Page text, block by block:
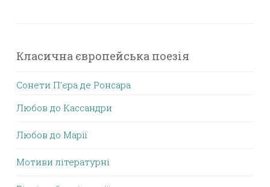
Класична європейська поезія
Сонети П’єра де Ронсара
Любов до Кассандри
Любов до Марії
Мотиви літературні